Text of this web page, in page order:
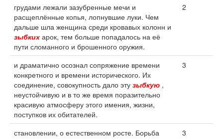
грудами лежали зазубренные мечи и
расщеплённые копья, лопнувшие луки. Чем
дальше шла женщина среди кровавых колонн и
зыбких арок, тем больше попадалось на её
пути сломанного и брошенного оружия.
2
и драматично осознал сопряжение времени
конкретного и времени исторического. Их
соединение, совокупность дало эту зыбкую ,
неустойчивую и в то же время поразительно
красивую атмосферу этого имения, жизни,
поступков их обитателей.
3
становлении, о естественном росте. Борьба
3